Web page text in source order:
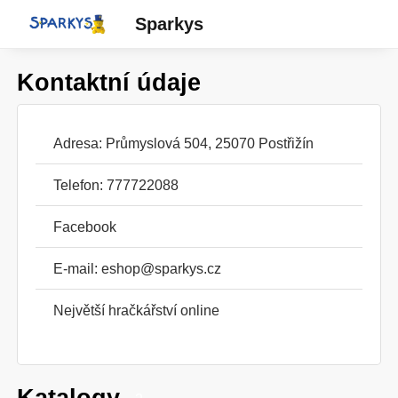
Sparkys
Kontaktní údaje
Adresa: Průmyslová 504, 25070 Postřižín
Telefon: 777722088
Facebook
E-mail: eshop@sparkys.cz
Největší hračkářství online